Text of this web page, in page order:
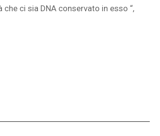
ci sia DNA conservato in esso “,